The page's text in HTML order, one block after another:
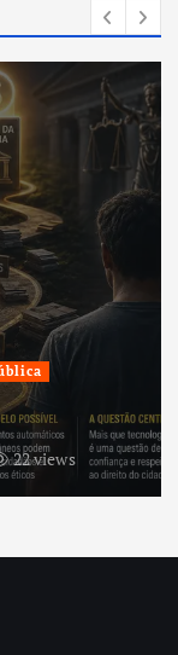
uma das
de
9 views